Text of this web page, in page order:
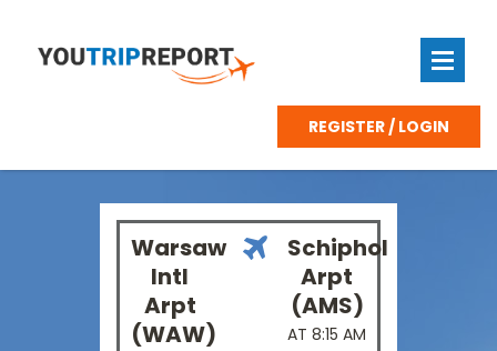
REGISTER / LOGIN
Warsaw
Intl
Arpt
(WAW)
Schiphol
Arpt
(AMS)
AT 8:15 AM